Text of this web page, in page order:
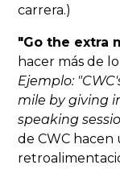
carrera.)
"Go the extra
hacer más de
Ejemplo:
mile by giving
speaking
de CWC